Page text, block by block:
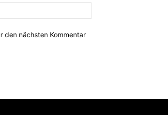
den nächsten Kommentar